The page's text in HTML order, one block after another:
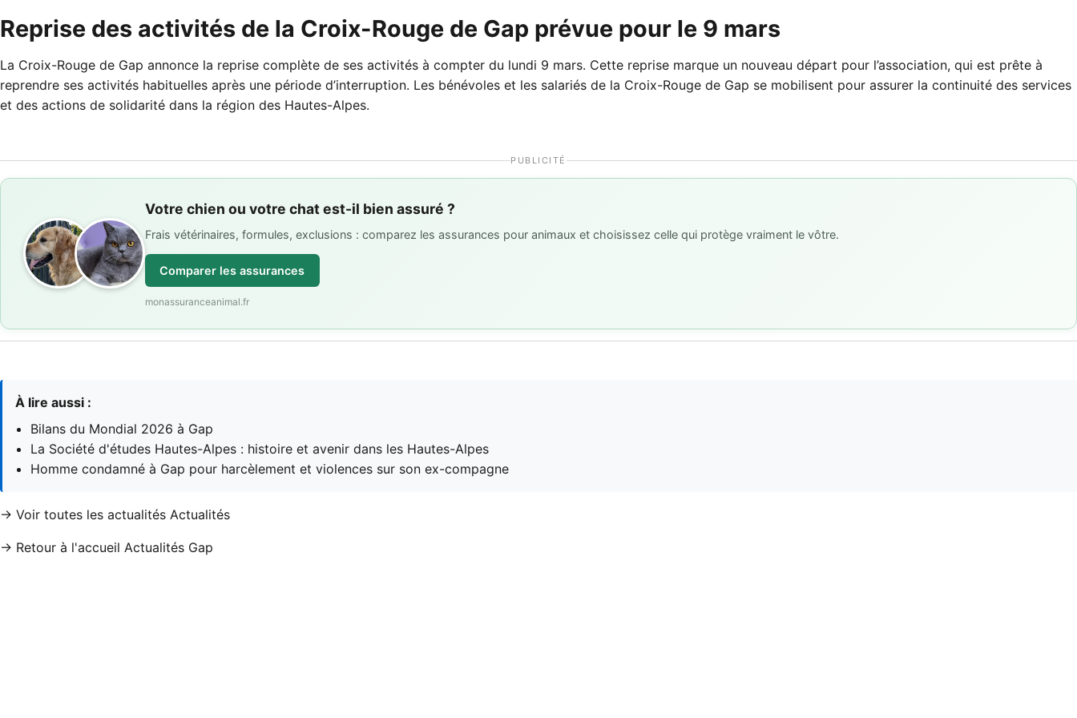
Reprise des activités de la Croix-Rouge de Gap prévue pour le 9 mars
La Croix-Rouge de Gap annonce la reprise complète de ses activités à compter du lundi 9 mars. Cette reprise marque un nouveau départ pour l’association, qui est prête à
reprendre ses activités habituelles après une période d’interruption. Les bénévoles et les salariés de la Croix-Rouge de Gap se mobilisent pour assurer la continuité des services
et des actions de solidarité dans la région des Hautes-Alpes.
PUBLICITÉ
Votre chien ou votre chat est-il bien assuré ?
Frais vétérinaires, formules, exclusions : comparez les assurances pour animaux et choisissez celle qui protège vraiment le vôtre.
Comparer les assurances
monassuranceanimal.fr
À lire aussi :
Bilans du Mondial 2026 à Gap
La Société d'études Hautes-Alpes : histoire et avenir dans les Hautes-Alpes
Homme condamné à Gap pour harcèlement et violences sur son ex-compagne
→ Voir toutes les actualités Actualités
→ Retour à l'accueil Actualités Gap